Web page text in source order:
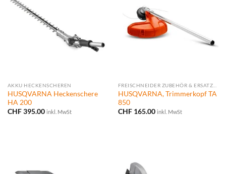
AKKU HECKENSCHEREN
HUSQVARNA Heckenschere
HA 200
CHF395.00 inkl. MwSt
HUSQVARNA, Trimmerkopf TA
850
CHF165.00 inkl. MwSt